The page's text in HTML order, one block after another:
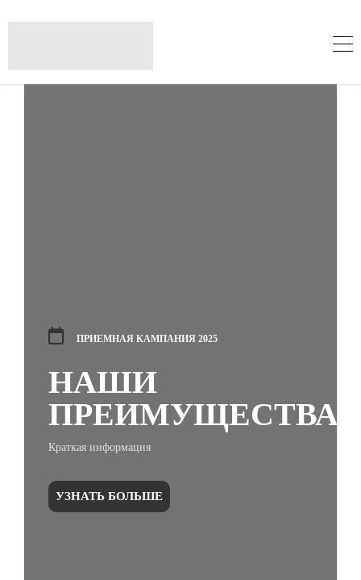
ПРИЕМНАЯ КАМПАНИЯ 2025
НАШИ
ПРЕИМУЩЕСТВА
Краткая информация
УЗНАТЬ БОЛЬШЕ